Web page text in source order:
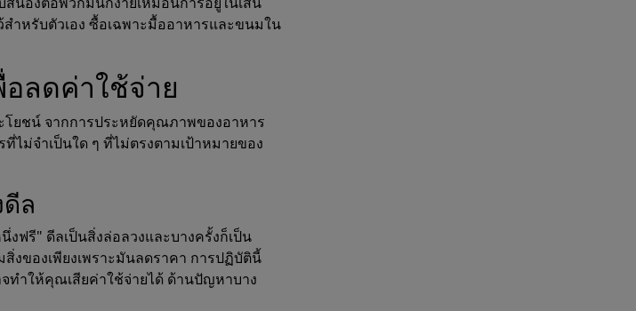
ำหรับตัวเอง ซื้อเฉพาะมื้ออาหารและขนมใน
ลดค่าใช้จ่าย
โยชน์ จากการประหยัดคุณภาพของอาหาร
ไม่จำเป็นใด ๆ ที่ไม่ตรงตามเป้าหมายของ
ล
รี" ดีลเป็นสิ่งล่อลวงและบางครั้งก็เป็น
งของเพียงเพราะมันลดราคา การปฏิบัตินี้
ทำให้คุณเสียค่าใช้จ่ายได้ ด้านปัญหาบาง
ผู้วางแผนมื้ออาหาร
4.8 • ฟรี